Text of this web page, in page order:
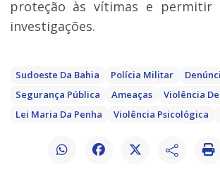
proteção às vítimas e permitir
investigações.
Sudoeste Da Bahia Polícia Militar
Segurança Pública
Ameaças Violência
Lei Maria Da Penha
Violência Psicológica